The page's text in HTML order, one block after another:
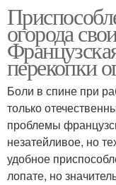
огорода
перекопки
Боли в спине при
только
проблемы
незатейливое, но
удобное
лопате, но